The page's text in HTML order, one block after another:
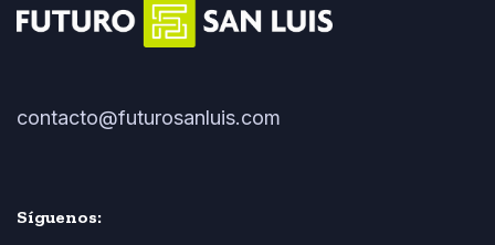
contacto@futurosanluis.com
Síguenos: